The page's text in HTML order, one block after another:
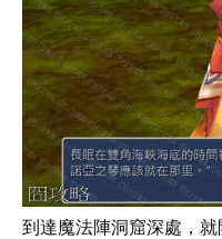
到達魔法陣洞窟深處，